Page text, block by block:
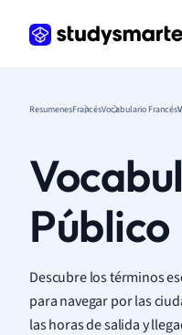
ResumenesFrancésVocabulario Francés
Público
Descubre los términos
para navegar por las
las horas de salida y